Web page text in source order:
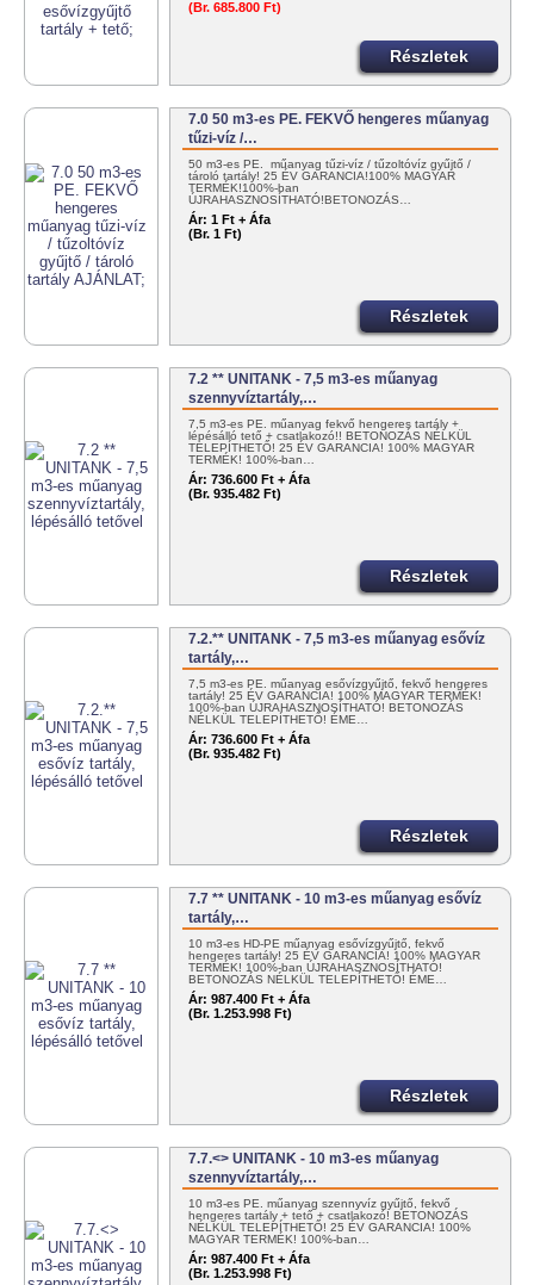
(Br. 685.800 Ft)
Részletek
7.0 50 m3-es PE. FEKVŐ hengeres műanyag
tűzi-víz /…
50 m3-es PE. műanyag tűzi-víz / tűzoltóvíz gyűjtő /
tároló tartály! 25 ÉV GARANCIA!100% MAGYAR
TERMÉK!100%-ban
ÚJRAHASZNOSÍTHATÓ!BETONOZÁS…
Ár: 1 Ft + Áfa
(Br. 1 Ft)
Részletek
7.2 ** UNITANK - 7,5 m3-es műanyag
szennyvíztartály,…
7,5 m3-es PE. műanyag fekvő hengeres tartály +
lépésálló tető + csatlakozó!! BETONOZÁS NÉLKÜL
TELEPÍTHETŐ! 25 ÉV GARANCIA! 100% MAGYAR
TERMÉK! 100%-ban…
Ár: 736.600 Ft + Áfa
(Br. 935.482 Ft)
Részletek
7.2.** UNITANK - 7,5 m3-es műanyag esővíz
tartály,…
7,5 m3-es PE. műanyag esővízgyűjtő, fekvő hengeres
tartály! 25 ÉV GARANCIA! 100% MAGYAR TERMÉK!
100%-ban ÚJRAHASZNOSÍTHATÓ! BETONOZÁS
NÉLKÜL TELEPÍTHETŐ! ÉME…
Ár: 736.600 Ft + Áfa
(Br. 935.482 Ft)
Részletek
7.7 ** UNITANK - 10 m3-es műanyag esővíz
tartály,…
10 m3-es HD-PE műanyag esővízgyűjtő, fekvő
hengeres tartály! 25 ÉV GARANCIA! 100% MAGYAR
TERMÉK! 100%-ban ÚJRAHASZNOSÍTHATÓ!
BETONOZÁS NÉLKÜL TELEPÍTHETŐ! ÉME…
Ár: 987.400 Ft + Áfa
(Br. 1.253.998 Ft)
Részletek
7.7.<> UNITANK - 10 m3-es műanyag
szennyvíztartály,…
10 m3-es PE. műanyag szennyvíz gyűjtő, fekvő
hengeres tartály + tető + csatlakozó! BETONOZÁS
NÉLKÜL TELEPÍTHETŐ! 25 ÉV GARANCIA! 100%
MAGYAR TERMÉK! 100%-ban…
Ár: 987.400 Ft + Áfa
(Br. 1.253.998 Ft)